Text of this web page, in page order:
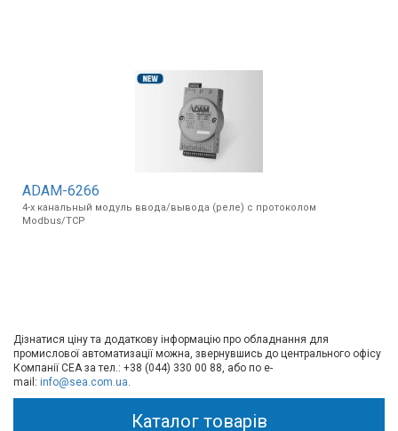
ADAM-6266
4-х канальный модуль ввода/вывода (реле) с протоколом
Modbus/TCP
Дізнатися ціну та додаткову інформацію про обладнання для
промислової автоматизації можна, звернувшись до центрального офісу
Компанії СЕА за тел.: +38 (044) 330 00 88, або по e-
mail: info@sea.com.ua.
Каталог товарів